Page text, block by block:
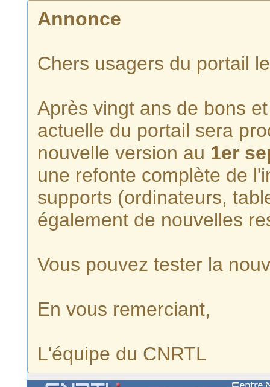
Annonce
Chers usagers du portail
Après vingt ans de bons
actuelle du portail sera
nouvelle version au 1er
une refonte complète de
supports (ordinateurs,
également de nouvelles
Vous pouvez tester la
En vous remerciant,
L'équipe du CNRTL